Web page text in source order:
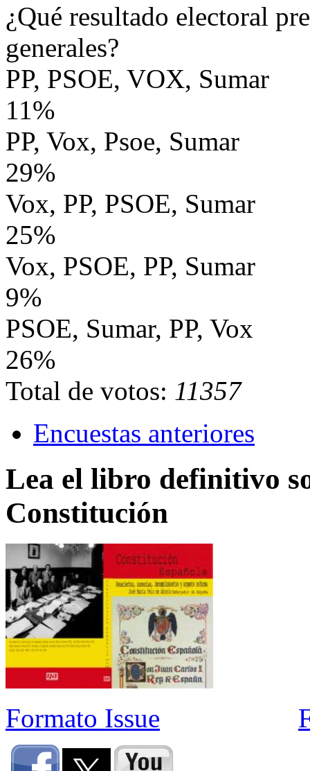
¿Qué resultado electoral
generales?
PP, PSOE, VOX, Sumar
11%
PP, Vox, Psoe, Sumar
29%
Vox, PP, PSOE, Sumar
25%
Vox, PSOE, PP, Sumar
9%
PSOE, Sumar, PP, Vox
26%
Total de votos: 11357
Encuestas anteriores
Lea el libro definitivo
Constitución
Formato Issue